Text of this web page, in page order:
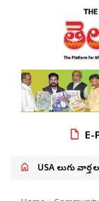
E-
USA తెలుగు